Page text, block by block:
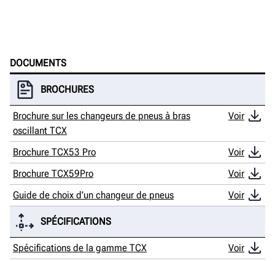
DOCUMENTS
BROCHURES
Brochure sur les changeurs de pneus à bras
oscillant TCX
Voir
Brochure TCX53 Pro
Voir
Brochure TCX59Pro
Voir
Guide de choix d’un changeur de pneus
Voir
SPÉCIFICATIONS
Spécifications de la gamme TCX
Voir